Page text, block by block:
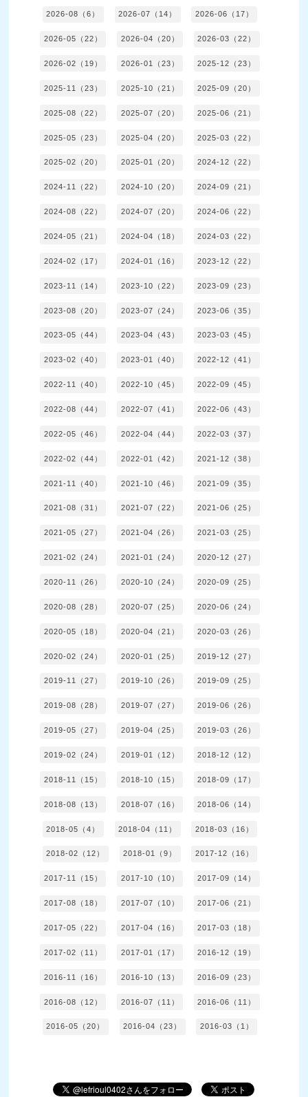
2026-08（6） 2026-07（14） 2026-06（17）
2026-05（22） 2026-04（20） 2026-03（22）
2026-02（19） 2026-01（23） 2025-12（23）
2025-11（23） 2025-10（21） 2025-09（20）
2025-08（22） 2025-07（20） 2025-06（21）
2025-05（23） 2025-04（20） 2025-03（22）
2025-02（20） 2025-01（20） 2024-12（22）
2024-11（22） 2024-10（20） 2024-09（21）
2024-08（22） 2024-07（20） 2024-06（22）
2024-05（21） 2024-04（18） 2024-03（22）
2024-02（17） 2024-01（16） 2023-12（22）
2023-11（14） 2023-10（22） 2023-09（23）
2023-08（20） 2023-07（24） 2023-06（35）
2023-05（44） 2023-04（43） 2023-03（45）
2023-02（40） 2023-01（40） 2022-12（41）
2022-11（40） 2022-10（45） 2022-09（45）
2022-08（44） 2022-07（41） 2022-06（43）
2022-05（46） 2022-04（44） 2022-03（37）
2022-02（44） 2022-01（42） 2021-12（38）
2021-11（40） 2021-10（46） 2021-09（35）
2021-08（31） 2021-07（22） 2021-06（25）
2021-05（27） 2021-04（26） 2021-03（25）
2021-02（24） 2021-01（24） 2020-12（27）
2020-11（26） 2020-10（24） 2020-09（25）
2020-08（28） 2020-07（25） 2020-06（24）
2020-05（18） 2020-04（21） 2020-03（26）
2020-02（24） 2020-01（25） 2019-12（27）
2019-11（27） 2019-10（26） 2019-09（25）
2019-08（28） 2019-07（27） 2019-06（26）
2019-05（27） 2019-04（25） 2019-03（26）
2019-02（24） 2019-01（12） 2018-12（12）
2018-11（15） 2018-10（15） 2018-09（17）
2018-08（13） 2018-07（16） 2018-06（14）
2018-05（4） 2018-04（11） 2018-03（16）
2018-02（12） 2018-01（9） 2017-12（16）
2017-11（15） 2017-10（10） 2017-09（14）
2017-08（18） 2017-07（10） 2017-06（21）
2017-05（22） 2017-04（16） 2017-03（18）
2017-02（11） 2017-01（17） 2016-12（19）
2016-11（16） 2016-10（13） 2016-09（23）
2016-08（12） 2016-07（11） 2016-06（11）
2016-05（20） 2016-04（23） 2016-03（1）